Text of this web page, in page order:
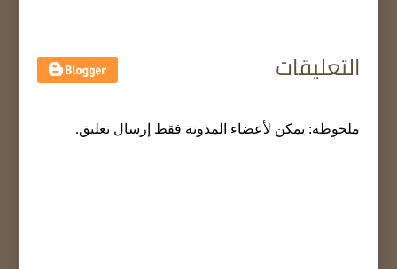
التعليقات
ملحوظة: يمكن لأعضاء المدونة فقط إرسال تعليق.